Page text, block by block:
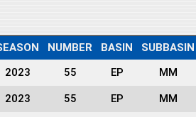
NUMBER BASIN
SUBBASIN
2023 55 EP MM
2023 55 EP MM